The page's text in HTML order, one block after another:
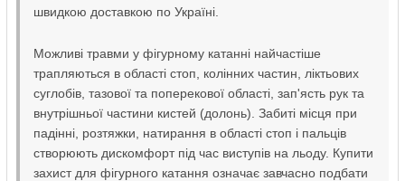
швидкою доставкою по Україні.
Можливі травми у фігурному катанні найчастіше
трапляються в області стоп, колінних частин, ліктьових
суглобів, тазової та поперекової області, зап'ясть рук та
внутрішньої частини кистей (долонь). Забиті місця при
падінні, розтяжки, натирання в області стоп і пальців
створюють дискомфорт під час виступів на льоду. Купити
захист для фігурного катання означає завчасно подбати